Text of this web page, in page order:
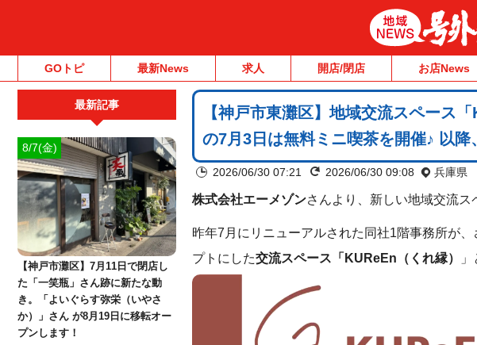
GOトピ 最新News 求人 開店/閉店 お店News
【神戸市東灘区】地域交流スペース
の7月3日は無料ミニ喫茶を開催♪ 以降
2026/06/30 07:21 2026/06/30 09:08 兵庫県
株式会社エーメゾンさんより、新しい地域交流ス
昨年7月にリニューアルされた同社1階事務所が
プトにした交流スペース「KUReEn（くれ縁）
最新記事
8/7(金)
【神戸市灘区】7月11日で閉店し
た「一笑瓶」さん跡に新たな動
き。「よいぐらす弥栄（いやさ
か）」さん が8月19日に移転オー
プンします！